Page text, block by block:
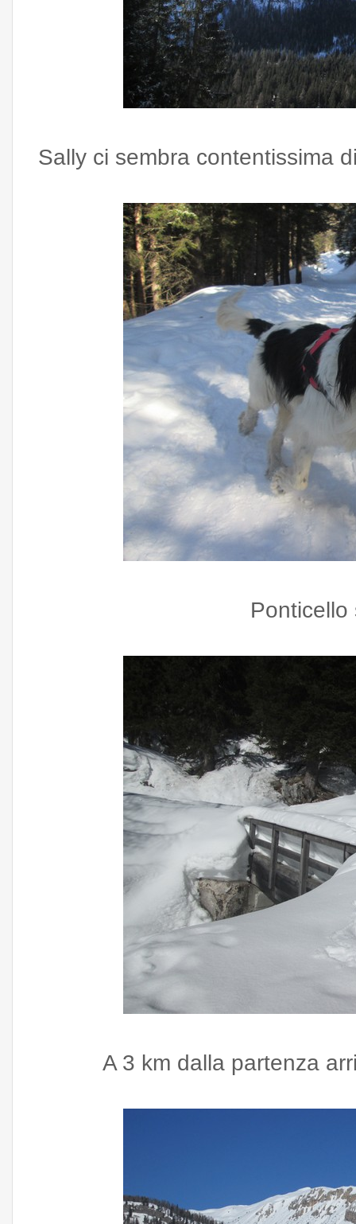
Sally ci sembra contentissima
Ponticello
A 3 km dalla partenza